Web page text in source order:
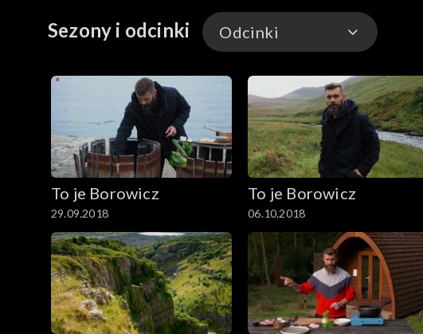
Sezony i odcinki Odcinki
Odcinki
To je Borowicz
29.09.2018
To je Borowicz
06.10.2018